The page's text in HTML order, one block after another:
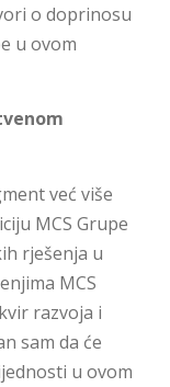
o doprinosu
u ovom
već više
MCS Grupe
rješenja u
MCS
razvoja i
sam da će
u ovom